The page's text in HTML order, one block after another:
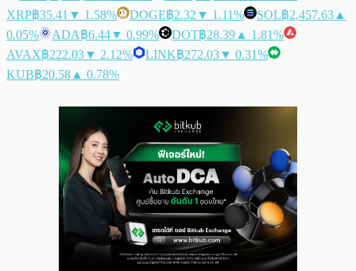
XRP฿35.41 ▼ 1.58% DOGE฿2.32 ▼ 1.11% SOL฿2,457.63 ▲
0.05%
ADA฿6.44▼ 0.99% DOT฿28.39 ▲ 1.81%
AVAX฿222.03▼ 2.12% LINK฿272.03▼ 0.31%
KUB฿20.58 ▲ 0.78%